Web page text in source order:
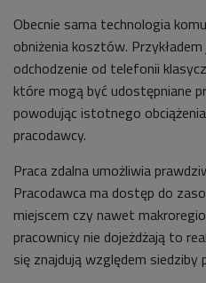
Obecnie sama technologia
obniżenia kosztów.
odchodzenie od telefonii
które mogą być udostępniane
powodując istotnego
pracodawcy.
Praca zdalna umożliwia
Pracodawca ma dostęp do
miejscem czy nawet
pracownicy nie dojeżdżają to
się znajdują względem siedziby